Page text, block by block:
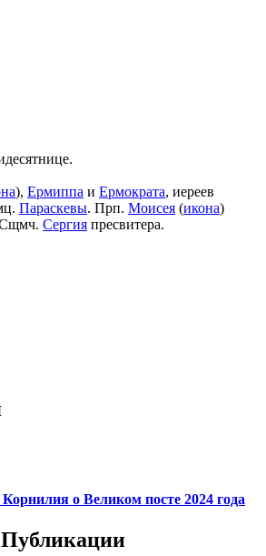
), Ермиппа и Ермократа, иереев
Параскевы. Прп. Моисея (икона)
Сщмч. Сергия пресвитера.
о Великом посте 2024 года
Публикации